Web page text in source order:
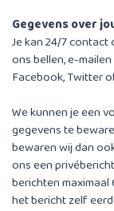
Gegevens over
Je kan 24/7 contact
ons bellen, e-
Facebook, Twitter
We kunnen je een
gegevens te
bewaren wij dan
ons een
berichten
het bericht zelf